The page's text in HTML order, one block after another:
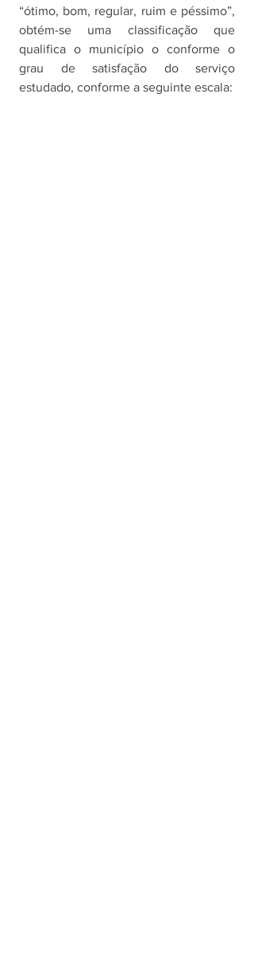
“ótimo, bom, regular, ruim e péssimo”,
obtém-se uma classificação que
qualifica o município o conforme o
grau de satisfação do serviço
estudado, conforme a seguinte escala: